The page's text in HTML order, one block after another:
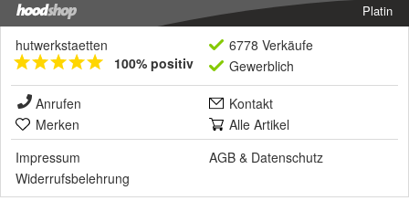
Platin
hutwerkstaetten
100% positiv
6778 Verkäufe
Gewerblich
Anrufen
Kontakt
Merken
Alle Artikel
Impressum
AGB & Datenschutz
Widerrufsbelehrung